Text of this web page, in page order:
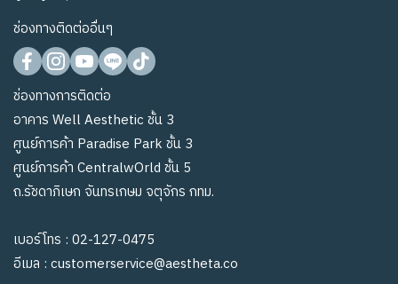
ช่องทางติดต่ออื่นๆ
ช่องทางการติดต่อ
อาคาร Well Aesthetic ชั้น 3
ศูนย์การค้า Paradise Park ชั้น 3
ศูนย์การค้า CentralwOrld ชั้น 5
ถ.รัชดาภิเษก จันทรเกษม จตุจักร กทม.
เบอร์โทร : 02-127-0475
อีเมล : customerservice@aestheta.co